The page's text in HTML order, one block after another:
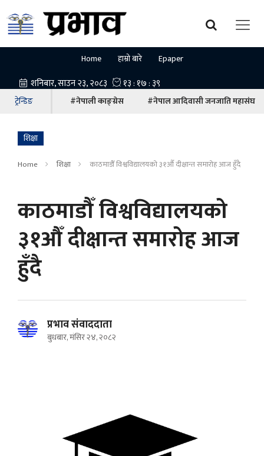
Home हाम्रो बारे Epaper
ट्रेन्डिङ #नेपाली काङ्ग्रेस #नेपाल आदिवासी जनजाति महासंघ
शिक्षा
Home शिक्षा काठमाडौँ विश्वविद्यालयको ३१औँ दीक्षान्त समारोह आज हुँदै
काठमाडौँ विश्वविद्यालयको
३१औँ दीक्षान्त समारोह आज
हुँदै
प्रभाव संवाददाता
बुधबार, मंसिर २४, २०८२